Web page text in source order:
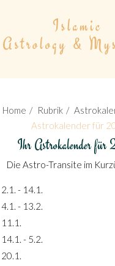
Home Rubrik
Astrokalender für
Ihr Astrokalender
Die Astro-Transite im
2.1. - 14.1.
4.1. - 13.2.
11.1.
14.1. - 5.2.
20.1.